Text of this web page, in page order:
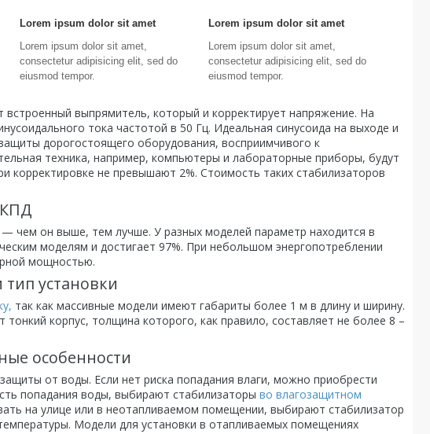
Lorem ipsum dolor sit amet
Lorem ipsum dolor sit amet,
consectetur adipisicing elit, sed do
eiusmod tempor.
Lorem ipsum dolor sit amet
Lorem ipsum dolor sit amet,
consectetur adipisicing elit, sed do
eiusmod tempor.
встроенный выпрямитель, который и корректирует напряжение. На
тока частотой в 50 Гц. Идеальная синусоида на выходе и
дорогостоящего оборудования, восприимчивого к
техника, например, компьютеры и лабораторные приборы, будут
не превышают 2%. Стоимость таких стабилизаторов
КПД
он выше, тем лучше. У разных моделей параметр находится в
моделям и достигает 97%. При небольшом энергопотреблении
мощностью.
установки
так как массивные модели имеют габариты более 1 м в длину и ширину.
тонкий корпус, толщина которого, как правило, составляет не более 8 –
особенности
от воды. Если нет риска попадания влаги, можно приобрести
попадания воды, выбирают стабилизаторы во влагозащитном
на улице или в неотапливаемом помещении, выбирают стабилизатор
Модели для установки в отапливаемых помещениях